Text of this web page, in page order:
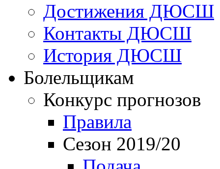
Достижения ДЮСШ
Контакты ДЮСШ
История ДЮСШ
Болельщикам
Конкурс прогнозов
Правила
Сезон 2019/20